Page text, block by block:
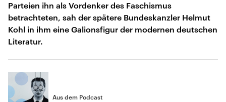
Parteien ihn als Vordenker des Faschismus
betrachteten, sah der spätere Bundeskanzler Helmut
Kohl in ihm eine Galionsfigur der modernen deutschen
Literatur.
Aus dem Podcast